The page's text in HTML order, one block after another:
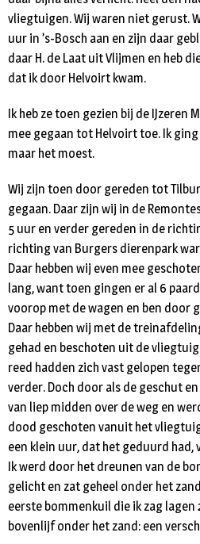
vliegtuigen. Wij waren niet gerust.
uur in ’s-Bosch aan en zijn daar
daar H. de Laat uit Vlijmen en heb
dat ik door Helvoirt kwam.
Ik heb ze toen gezien bij de IJzeren
mee gegaan tot Helvoirt toe. Ik
maar het moest.
Wij zijn toen door gereden tot
gegaan. Daar zijn wij in de
5 uur en verder gereden in de
richting van Burgers dierenpark
Daar hebben wij even mee
lang, want toen gingen er al 6
voorop met de wagen en ben door
Daar hebben wij met de
gehad en beschoten uit de
reed hadden zich vast gelopen
verder. Doch door als de geschut
van liep midden over de weg en
dood geschoten vanuit het
een klein uur, dat het geduurd had,
Ik werd door het dreunen van de
gelicht en zat geheel onder het
eerste bommenkuil die ik zag lagen
bovenlijf onder het zand: een